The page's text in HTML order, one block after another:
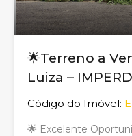
🌟Terreno a
Luiza –
Código do Imóvel:
🌟 Excelente